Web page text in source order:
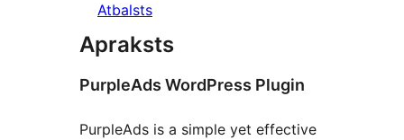
Atbalsts
Apraksts
PurpleAds WordPress Plugin
PurpleAds is a simple yet effective